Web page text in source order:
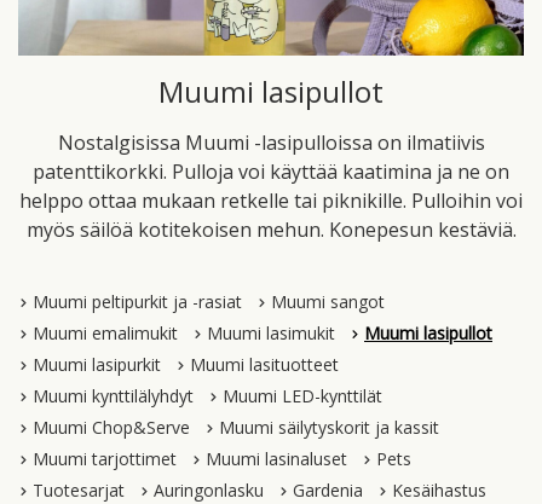
Muumi lasipullot
Nostalgisissa Muumi -lasipulloissa on ilmatiivis
patenttikorkki. Pulloja voi käyttää kaatimina ja ne on
helppo ottaa mukaan retkelle tai piknikille. Pulloihin voi
myös säilöä kotitekoisen mehun. Konepesun kestäviä.
Muumi peltipurkit ja -rasiat
Muumi sangot
Muumi emalimukit
Muumi lasimukit
Muumi lasipullot
Muumi lasipurkit
Muumi lasituotteet
Muumi kynttilälyhdyt
Muumi LED-kynttilät
Muumi Chop&Serve
Muumi säilytyskorit ja kassit
Muumi tarjottimet
Muumi lasinaluset
Pets
Tuotesarjat
Auringonlasku Gardenia
Kesäihastus